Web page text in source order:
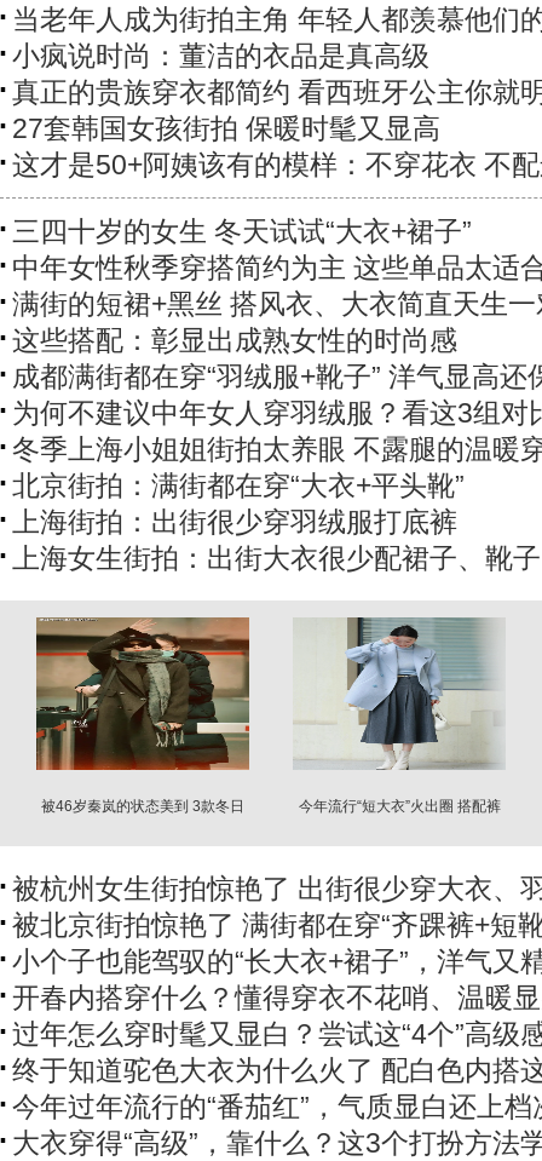
当老年人成为街拍主角 年轻人都羡慕他们
小疯说时尚：董洁的衣品是真高级
真正的贵族穿衣都简约 看西班牙公主你就
27套韩国女孩街拍 保暖时髦又显高
这才是50+阿姨该有的模样：不穿花衣 不
三四十岁的女生 冬天试试“大衣+裙子”
中年女性秋季穿搭简约为主 这些单品太适
满街的短裙+黑丝 搭风衣、大衣简直天生一
这些搭配：彰显出成熟女性的时尚感
成都满街都在穿“羽绒服+靴子” 洋气显高还
为何不建议中年女人穿羽绒服？看这3组对
冬季上海小姐姐街拍太养眼 不露腿的温暖
北京街拍：满街都在穿“大衣+平头靴”
上海街拍：出街很少穿羽绒服打底裤
上海女生街拍：出街大衣很少配裙子、靴子
被46岁秦岚的状态美到 3款冬日
今年流行“短大衣”火出圈 搭配裤
被杭州女生街拍惊艳了 出街很少穿大衣、
被北京街拍惊艳了 满街都在穿“齐踝裤+短
小个子也能驾驭的“长大衣+裙子”，洋气又
开春内搭穿什么？懂得穿衣不花哨、温暖
过年怎么穿时髦又显白？尝试这“4个”高级
终于知道驼色大衣为什么火了 配白色内搭
今年过年流行的“番茄红”，气质显白还上档
大衣穿得“高级”，靠什么？这3个打扮方法